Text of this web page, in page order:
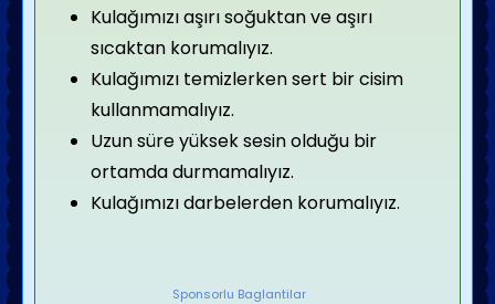
Kulağımızı aşırı soğuktan ve aşırı
sıcaktan korumalıyız.
Kulağımızı temizlerken sert bir cisim
kullanmamalıyız.
Uzun süre yüksek sesin olduğu bir
ortamda durmamalıyız.
Kulağımızı darbelerden korumalıyız.
Sponsorlu Baglantilar